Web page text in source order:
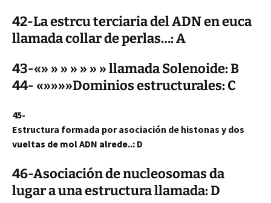
42-La estrcu terciaria del ADN en euca
llamada collar de perlas…: A
43-«» » » » » » » llamada Solenoide: B
44- «»»»»Dominios estructurales: C
45-
Estructura formada por asociación de histonas y dos
vueltas de mol ADN alrede..: D
46-Asociación de nucleosomas da
lugar a una estructura llamada: D